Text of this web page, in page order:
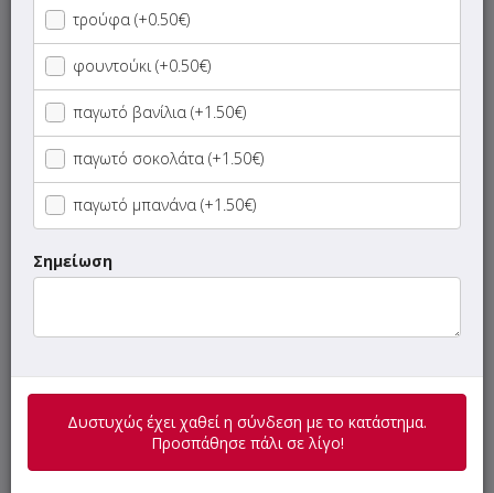
Σαλάτες
Ζυμαρικά
Μερίδες
Γαλακτοκομικά
Χυμοί
τρούφα (+0.50€)
φουντούκι (+0.50€)
παγωτό βανίλια (+1.50€)
παγωτό σοκολάτα (+1.50€)
παγωτό μπανάνα (+1.50€)
Σημείωση
Δυστυχώς έχει χαθεί η σύνδεση με το κατάστημα.
Προσπάθησε πάλι σε λίγο!